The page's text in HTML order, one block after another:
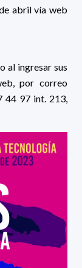
abril vía web
al ingresar sus
por correo
44 97 int. 213,